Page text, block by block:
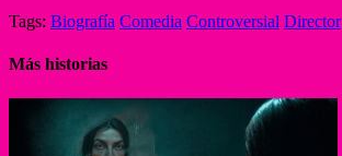
Tags: Biografía Comedia Controversial Director
Más historias